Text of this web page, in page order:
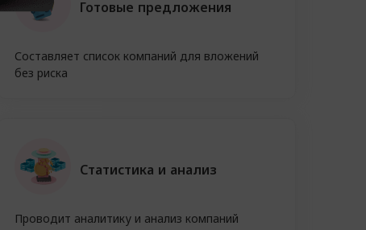
Готовые предложения
Составляет список компаний для вложений
без риска
Статистика и анализ
Проводит аналитику и анализ компаний